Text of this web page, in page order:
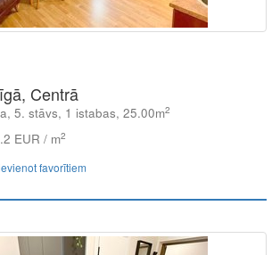
Centrā
5. stāvs, 1 istabas, 25.00m2
EUR / m2
favorītiem